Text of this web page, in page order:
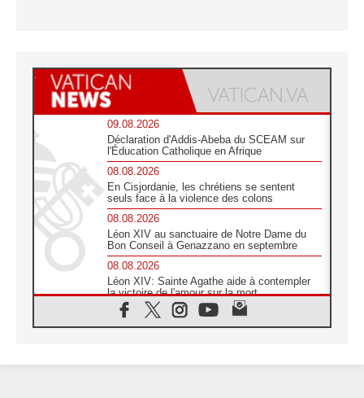
09.08.2026
Déclaration d'Addis-Abeba du SCEAM sur
l'Éducation Catholique en Afrique
08.08.2026
En Cisjordanie, les chrétiens se sentent
seuls face à la violence des colons
08.08.2026
Léon XIV au sanctuaire de Notre Dame du
Bon Conseil à Genazzano en septembre
08.08.2026
Léon XIV: Sainte Agathe aide à contempler
la victoire de l'amour sur la mort
08.08.2026
«Relancer l'empathie», le projet Triennal d'art